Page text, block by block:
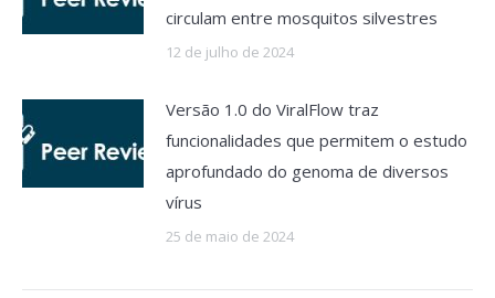
circulam entre mosquitos silvestres
12 de julho de 2024
Versão 1.0 do ViralFlow traz
funcionalidades que permitem o estudo
aprofundado do genoma de diversos
vírus
25 de maio de 2024